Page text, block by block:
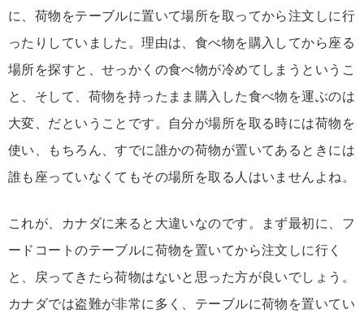
に、荷物をテーブルに置いて場所を取ってから注文しに行
ったりしていました。理由は、食べ物を購入してから座る
場所を探すと、せっかくの食べ物が冷めてしまうというこ
と、そして、荷物を持ったまま購入した食べ物を運ぶのは
大変、だということです。自分が場所を取る時には荷物を
使い、もちろん、すでに誰かの荷物が置いてあるときには
誰も座っていなくてもその場所を取る人はいませんよね。
これが、カナダに来ると大違いなのです。まず最初に、フ
ードコートのテーブルに荷物を置いてから注文しに行く
と、戻ってきたら荷物はないと思った方が良いでしょう。
カナダでは盗難が非常に多く、テーブルに荷物を置いてい